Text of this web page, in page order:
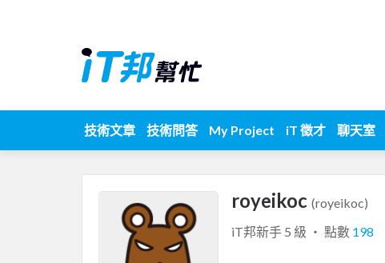
技術文章 技術問答 My Project iT 徵才 聊天室
royeikoc (royeikoc)
iT邦新手 5 級 ‧ 點數 198